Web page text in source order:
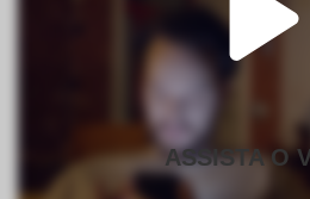
ASSISTA O